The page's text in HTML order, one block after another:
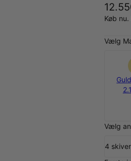
Køb
Vælg
Vælg
4 skiver